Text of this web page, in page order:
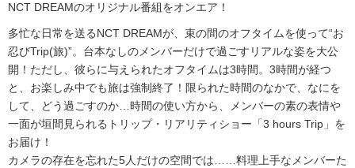
NCT DREAMのオリジナル番組をオンエア！
多忙な日常を送るNCT DREAMが、束の間のオフタイムを使って“お
忍びTrip(旅)”。台本なしのメンバーだけで過ごすリアルな姿を大公
開！ただし、彼らに与えられたオフタイムは3時間。3時間が経つ
と、お楽しみ中でも旅は強制終了！限られた時間のなかで、なにを
して、どう過ごすのか…時間の使い方から、メンバーの素の表情や
一面が垣間見られるトリップ・リアリティショー「3 hours Trip」を
お届け！
カメラの存在を忘れた5人だけの空間では……料理上手なメンバーた